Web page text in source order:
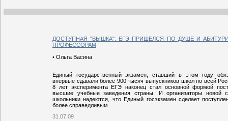
ДОСТУПНАЯ "ВЫШКА": ЕГЭ ПРИШЕЛСЯ ПО ДУШЕ И
ПРОФЕССОРАМ
• Ольга Васина
Единый государственный экзамен, ставший в этом году
впервые сдавали более 900 тысяч выпускников школ по всей
8 лет эксперимента ЕГЭ наконец стал основной формой
высшие учебные заведения страны. И организаторы новой
школьники надеются, что Единый госэкзамен сделает
более справедливым
31.07.09